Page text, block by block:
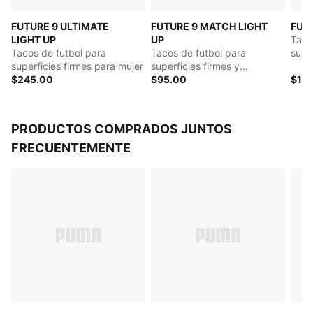
diseñadas para el pie femenino
La forma de los tacos y su colocación permite un
movimiento de 360 grados para cambios rápidos de
dirección
FUTURE 9 ULTIMATE
LIGHT UP
Tacos de futbol para
superficies firmes para mujer
$245.00
FUTURE 9 MATCH LIGHT
UP
Tacos de futbol para
superficies firmes y
artificiales para mujer
$95.00
PRODUCTOS COMPRADOS JUNTOS
FRECUENTEMENTE